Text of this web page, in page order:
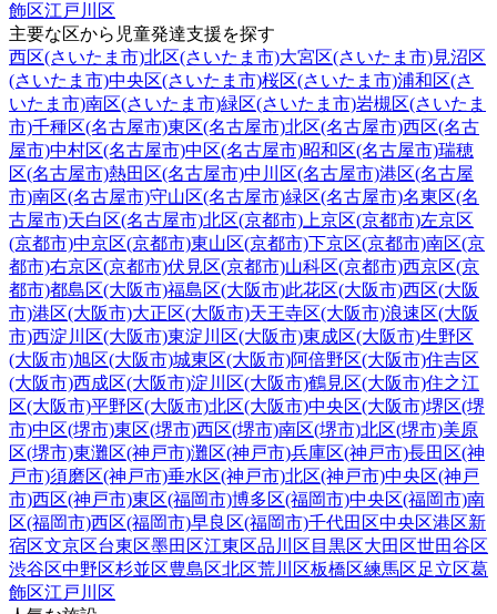
飾区江戸川区
主要な区から児童発達支援を探す
西区(さいたま市)北区(さいたま市)大宮区(さいたま市)見沼区
(さいたま市)中央区(さいたま市)桜区(さいたま市)浦和区(さ
いたま市)南区(さいたま市)緑区(さいたま市)岩槻区(さいたま
市)千種区(名古屋市)東区(名古屋市)北区(名古屋市)西区(名古
屋市)中村区(名古屋市)中区(名古屋市)昭和区(名古屋市)瑞穂
区(名古屋市)熱田区(名古屋市)中川区(名古屋市)港区(名古屋
市)南区(名古屋市)守山区(名古屋市)緑区(名古屋市)名東区(名
古屋市)天白区(名古屋市)北区(京都市) 上京区(京都市)左京区
(京都市)中京区(京都市)東山区(京都市)下京区(京都市)南区(京
都市)右京区(京都市)伏見区(京都市)山科区(京都市)西京区(京
都市)都島区(大阪市)福島区(大阪市)此花区(大阪市)西区(大阪
市)港区(大阪市)大正区(大阪市)天王寺区(大阪市)浪速区(大阪
市)西淀川区(大阪市)東淀川区(大阪市)東成区(大阪市)生野区
(大阪市)旭区(大阪市)城東区(大阪市)阿倍野区(大阪市)住吉区
(大阪市)西成区(大阪市)淀川区(大阪市)鶴見区(大阪市)住之江
区(大阪市)平野区(大阪市)北区(大阪市)中央区(大阪市)堺区(堺
市)中区(堺市)東区(堺市)西区(堺市)南区(堺市)北区(堺市)美原
区(堺市)東灘区(神戸市)灘区(神戸市)兵庫区(神戸市)長田区(神
戸市)須磨区(神戸市)垂水区(神戸市)北区(神戸市)中央区(神戸
市)西区(神戸市)東区(福岡市)博多区(福岡市)中央区(福岡市)南
区(福岡市)西区(福岡市)早良区(福岡市)千代田区中央区港区新
宿区文京区台東区墨田区江東区品川区 目黒区大田区世田谷区
渋谷区中野区杉並区豊島区北区荒川区板橋区練馬区足立区葛
飾区江戸川区